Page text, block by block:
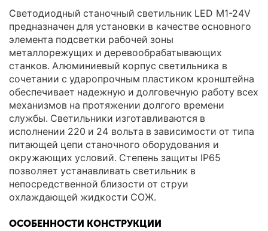
Светодиодный станочный светильник LED M1-24V
предназначен для установки в качестве основного
элемента подсветки рабочей зоны
металлорежущих и деревообрабатывающих
станков. Алюминиевый корпус светильника в
сочетании с ударопрочным пластиком кронштейна
обеспечивает надежную и долговечную работу всех
механизмов на протяжении долгого времени
службы. Светильники изготавливаются в
исполнении 220 и 24 вольта в зависимости от типа
питающей цепи станочного оборудования и
окружающих условий. Степень защиты IP65
позволяет устанавливать светильник в
непосредственной близости от струи
охлаждающей жидкости СОЖ.
ОСОБЕННОСТИ КОНСТРУКЦИИ